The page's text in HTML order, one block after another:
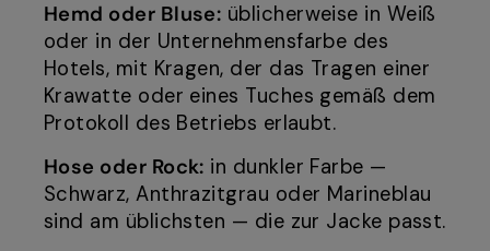
Hemd oder Bluse: üblicherweise in Weiß
oder in der Unternehmensfarbe des
Hotels, mit Kragen, der das Tragen einer
Krawatte oder eines Tuches gemäß dem
Protokoll des Betriebs erlaubt.
Hose oder Rock: in dunkler Farbe —
Schwarz, Anthrazitgrau oder Marineblau
sind am üblichsten — die zur Jacke passt.